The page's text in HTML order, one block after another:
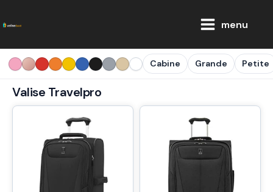
au
menu
Cabine Grande Petite
Valise Travelpro